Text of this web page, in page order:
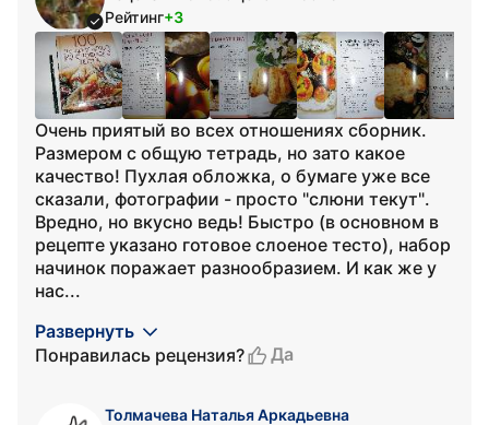
Рейтинг+3
Очень приятый во всех отношениях сборник.
Размером с общую тетрадь, но зато какое
качество! Пухлая обложка, о бумаге уже все
сказали, фотографии - просто "слюни текут".
Вредно, но вкусно ведь! Быстро (в основном в
рецепте указано готовое слоеное тесто), набор
начинок поражает разнообразием. И как же у
нас...
Развернуть
Понравилась рецензия?
Да
Толмачева Наталья Аркадьевна